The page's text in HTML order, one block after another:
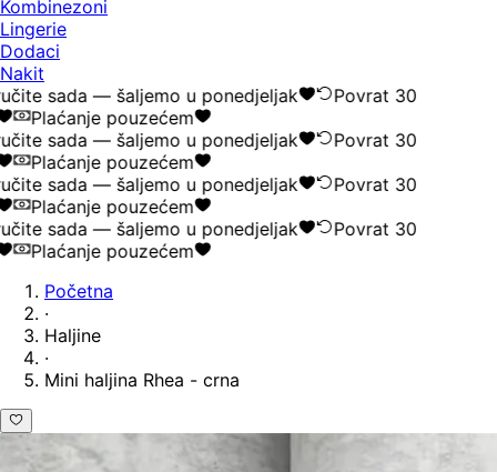
Kombinezoni
Lingerie
Dodaci
Nakit
sada — šaljemo u ponedjeljak
Povrat 30
Plaćanje pouzećem
sada — šaljemo u ponedjeljak
Povrat 30
Plaćanje pouzećem
sada — šaljemo u ponedjeljak
Povrat 30
Plaćanje pouzećem
sada — šaljemo u ponedjeljak
Povrat 30
Plaćanje pouzećem
Početna
·
Haljine
·
Mini haljina Rhea - crna